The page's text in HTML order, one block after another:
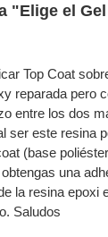
"Elige el
Top Coat
reparada pero
entre los dos
ser este resina
(base
una
la resina epoxi
Saludos